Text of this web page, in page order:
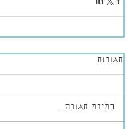
תגובות
כתיבת תגובה...